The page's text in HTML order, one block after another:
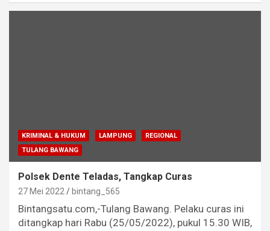
KRIMINAL & HUKUM LAMPUNG
REGIONAL
TULANG BAWANG
Polsek Dente Teladas, Tangkap Curas
27 Mei 2022 bintang_565
Bintangsatu.com,-Tulang Bawang. Pelaku curas ini
ditangkap hari Rabu (25/05/2022), pukul 15.30 WIB,